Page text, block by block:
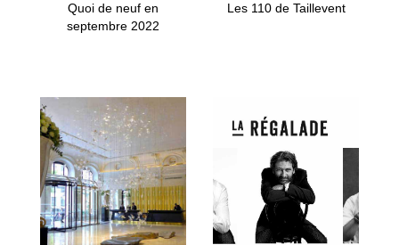
Quoi de neuf en
septembre 2022
Les 110 de Taillevent